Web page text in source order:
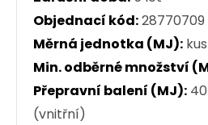
Objednací kód:28770709
Měrná jednotka (MJ): kus
Min. odběrné množství
Přepravní balení (MJ):
(vnitřní)